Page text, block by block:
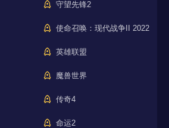
守望先锋2
使命召唤：现代战争II 2022
英雄联盟
魔兽世界
传奇4
命运2